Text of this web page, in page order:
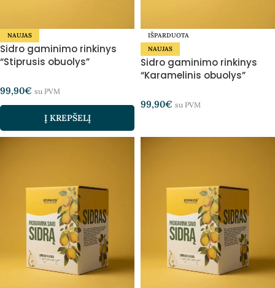
NAUJAS
Sidro gaminimo rinkinys
“Stiprusis obuolys”
99,90€ su PVM
Į KREPŠELĮ
IŠPARDUOTA
NAUJAS
Sidro gaminimo rinkinys
“Karamelinis obuolys”
99,90€ su PVM